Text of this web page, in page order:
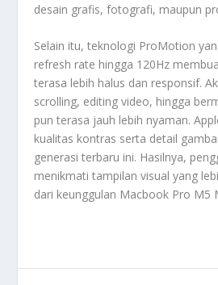
desain grafis, fotografi, maupun
Selain itu, teknologi ProMotion
refresh rate hingga 120Hz
terasa lebih halus dan responsif.
scrolling, editing video, hingga
pun terasa jauh lebih nyaman.
kualitas kontras serta detail
generasi terbaru ini. Hasilnya,
menikmati tampilan visual yang
dari keunggulan Macbook Pro M5